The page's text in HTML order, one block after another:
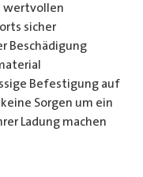
wertvollen
sicher
Beschädigung
Befestigung auf
Sorgen um ein
Ladung machen